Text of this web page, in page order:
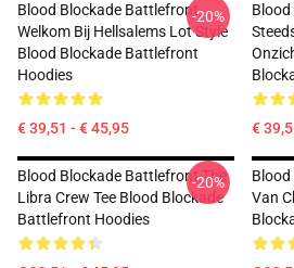
Blood Blockade Battlefront
Welkom Bij Hellsalems Lot Style
Blood Blockade Battlefront
Hoodies
€ 39,51 - € 45,95
-20%
€
Blood Blockade Battlefront The
Libra Crew Tee Blood Blockade
Battlefront Hoodies
-20%
Van